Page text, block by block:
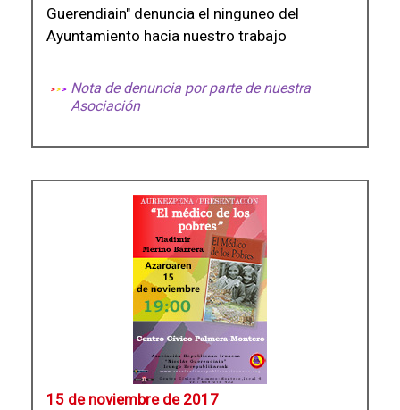
Guerendiain" denuncia el ninguneo del
Ayuntamiento hacia nuestro trabajo
Nota de denuncia por parte de nuestra
Asociación
15 de noviembre de 2017